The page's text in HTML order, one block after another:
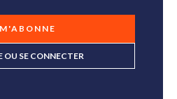
OU SE CONNECTER